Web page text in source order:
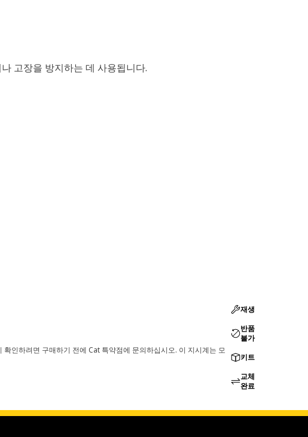
고장을 방지하는 데 사용됩니다.
인하려면 구매하기 전에 Cat 특약점에 문의하십시오. 이 지시계는 모
재생
반품
불가
키트
교체
완료